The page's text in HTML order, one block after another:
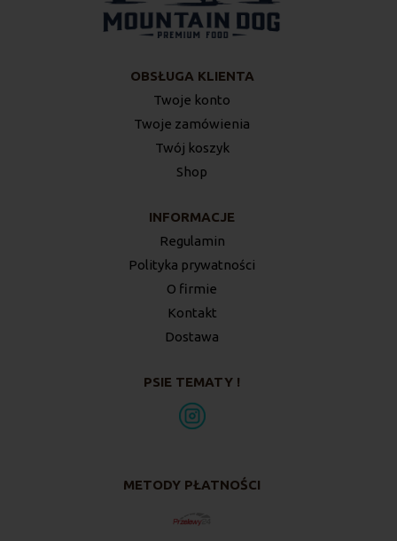
OBSŁUGA KLIENTA
Twoje konto
Twoje zamówienia
Twój koszyk
Shop
INFORMACJE
Regulamin
Polityka prywatności
O firmie
Kontakt
Dostawa
PSIE TEMATY !
METODY PŁATNOŚCI